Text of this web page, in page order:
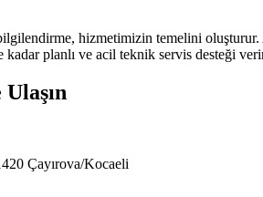
bilgilendirme, hizmetimizin temelini
planlı ve acil teknik servis desteği
Çayırova/Kocaeli